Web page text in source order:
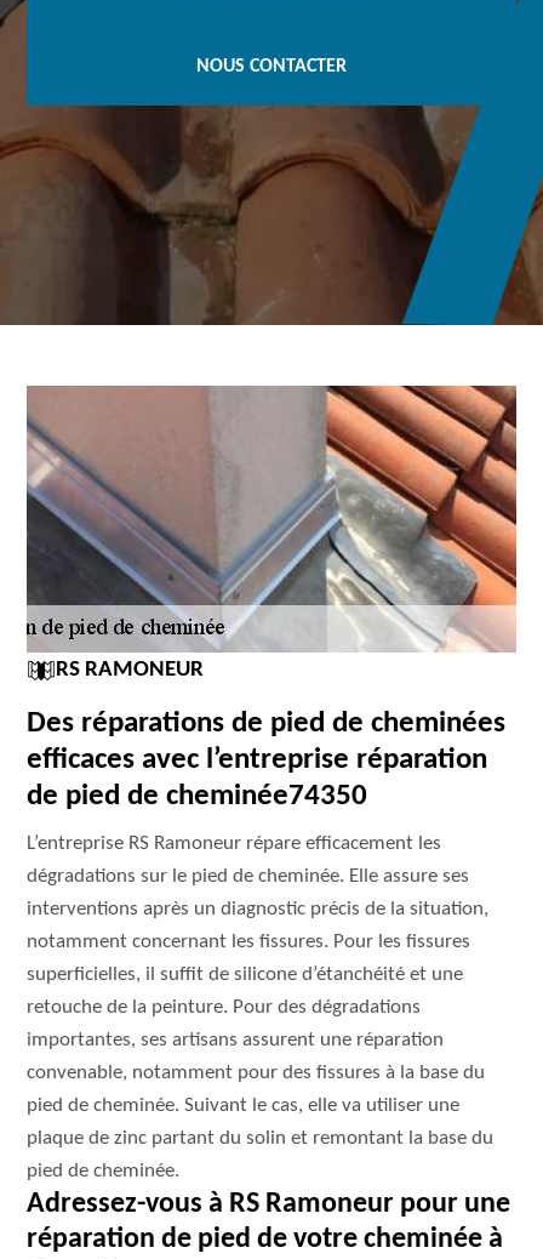
NOUS CONTACTER
RS RAMONEUR
Des réparations de pied de cheminées
efficaces avec l’entreprise réparation
de pied de cheminée74350
L’entreprise RS Ramoneur répare efficacement les
dégradations sur le pied de cheminée. Elle assure ses
interventions après un diagnostic précis de la situation,
notamment concernant les fissures. Pour les fissures
superficielles, il suffit de silicone d’étanchéité et une
retouche de la peinture. Pour des dégradations
importantes, ses artisans assurent une réparation
convenable, notamment pour des fissures à la base du
pied de cheminée. Suivant le cas, elle va utiliser une
plaque de zinc partant du solin et remontant la base du
pied de cheminée.
Adressez-vous à RS Ramoneur pour une
réparation de pied de votre cheminée à